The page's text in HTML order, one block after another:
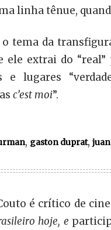
linha tênue,
tema da
ele extrai do
lugares
c’est moi”.
, gaston duprat,
é crítico de
hoje, e